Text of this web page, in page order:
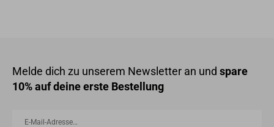
Melde dich zu unserem Newsletter an und spare
10% auf deine erste Bestellung